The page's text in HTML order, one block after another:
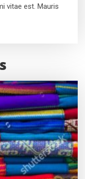
vitae est. Mauris